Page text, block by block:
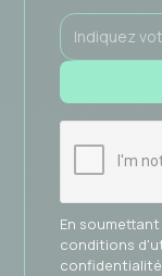
En
conditions
confidentialité.